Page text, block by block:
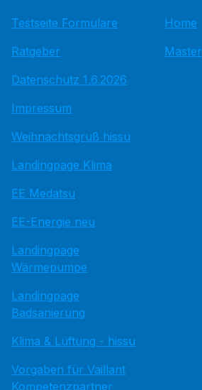
Testseite Formulare
Ratgeber
Datenschutz 1.6.2026
Impressum
Weihnachtsgruß hissu
Landingpage Klima
EE Medatsu
EE-Energie neu
Landingpage
Wärmepumpe
Landingpage
Badsanierung
Klima & Lüftung - hissu
Vorgaben für Vaillant
Kompetenzpartner
Home
Master